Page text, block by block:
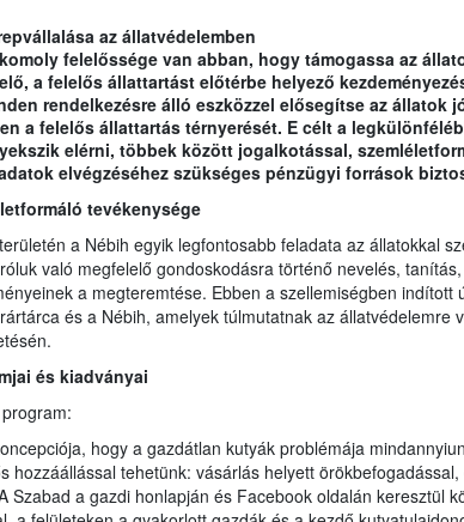
az állatvédelemben
felelőssége van abban, hogy támogassa az
a felelős állattartást előtérbe helyező
rendelkezésre álló eszközzel elősegítse az állatok
a felelős állattartás térnyerését. E célt a
elérni, többek között jogalkotással,
elvégzéséhez szükséges pénzügyi források
tevékenysége
a Nébih egyik legfontosabb feladata az állatokkal
való megfelelő gondoskodásra történő nevelés,
a megteremtése. Ebben a szellemiségben indított
és a Nébih, amelyek túlmutatnak az állatvédelemre
és kiadványai
program:
hogy a gazdátlan kutyák problémája
hozzáállással tehetünk: vásárlás helyett
Szabad a gazdi honlapján és Facebook oldalán keresztül